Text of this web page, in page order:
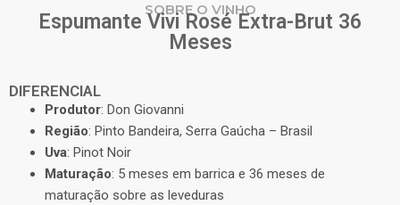
SOBRE O VINHO
Espumante Vivi Rosé Extra-Brut 36
Meses
DIFERENCIAL
Produtor: Don Giovanni
Região: Pinto Bandeira, Serra Gaúcha – Brasil
Uva: Pinot Noir
Maturação: 5 meses em barrica e 36 meses de
maturação sobre as leveduras